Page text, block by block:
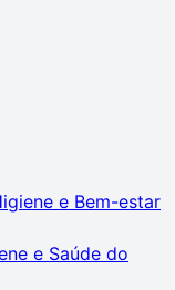
e Bem-estar
e Saúde do